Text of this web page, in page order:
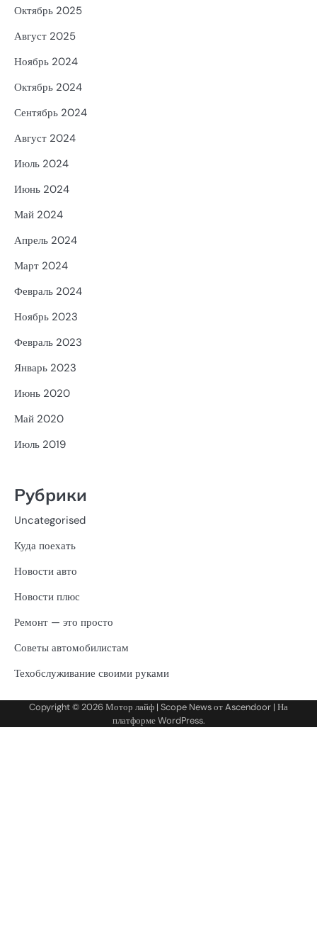
Октябрь 2025
Август 2025
Ноябрь 2024
Октябрь 2024
Сентябрь 2024
Август 2024
Июль 2024
Июнь 2024
Май 2024
Апрель 2024
Март 2024
Февраль 2024
Ноябрь 2023
Февраль 2023
Январь 2023
Июнь 2020
Май 2020
Июль 2019
Рубрики
Uncategorised
Куда поехать
Новости авто
Новости плюс
Ремонт — это просто
Советы автомобилистам
Техобслуживание своими руками
Copyright © 2026Мотор лайф | Scope News отAscendoor | На
платформеWordPress.